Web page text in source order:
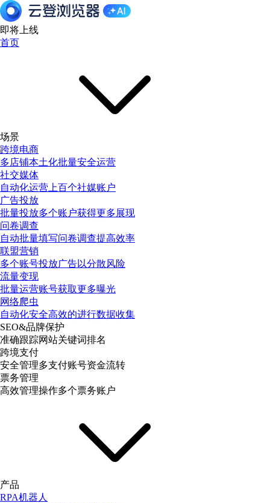
即将上线
首页
场景
跨境电商
多店铺本土化批量安全运营
社交媒体
自动化运营上百个社媒账户
广告投放
批量投放多个账户获得更多展现
问卷调查
自动批量填写问卷调查提高效率
联盟营销
多个账号投放广告以分散风险
流量变现
批量运营账号获取更多曝光
网络爬虫
自动化安全高效的进行数据收集
SEO&品牌保护
准确跟踪网站关键词排名
跨境支付
安全管理多支付账号资金流转
票务管理
高效管理操作多个票务账户
产品
RPA机器人